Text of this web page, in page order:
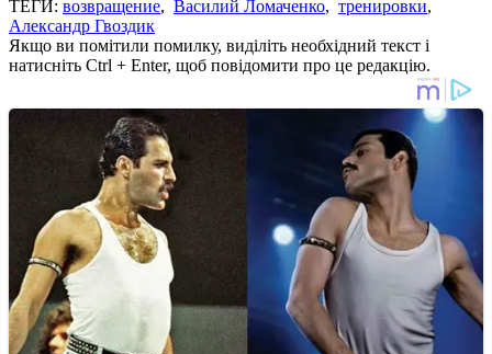
ТЕГИ: возвращение, Василий Ломаченко, тренировки,
Александр Гвоздик
Якщо ви помітили помилку, виділіть необхідний текст і
натисніть Ctrl + Enter, щоб повідомити про це редакцію.